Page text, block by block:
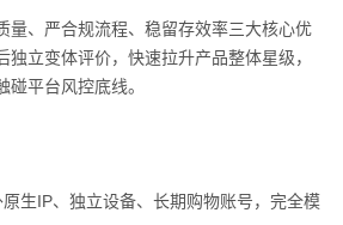
量、严合规流程、稳留存效率三大核心优
立变体评价，快速拉升产品整体星级，
平台风控底线。
生IP、独立设备、长期购物账号，完全模